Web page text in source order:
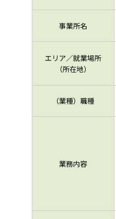
事業所名
エリア／就業場所
（所在地）
（業種）職種
業務内容